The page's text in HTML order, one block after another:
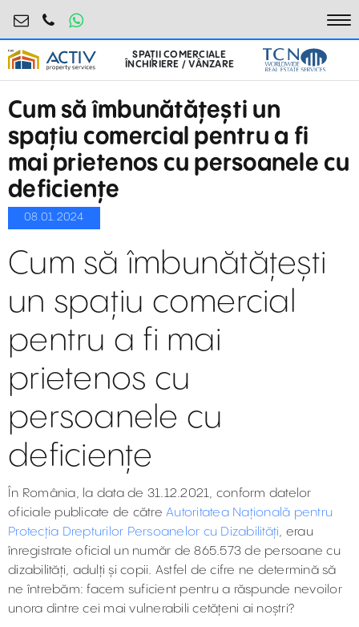
retail@activpropertyservices.ro
0730.000.076
SPAȚII COMERCIALE
ÎNCHIRIERE / VÂNZARE
Cum să îmbunătățești un
spațiu comercial pentru a fi
mai prietenos cu persoanele cu
deficiențe
08.01.2024
Cum să îmbunătățești
un spațiu comercial
pentru a fi mai
prietenos cu
persoanele cu
deficiențe
În România, la data de 31.12.2021, conform datelor
oficiale publicate de către Autoritatea Națională pentru
Protecția Drepturilor Persoanelor cu Dizabilități, erau
înregistrate oficial un număr de 865.573 de persoane cu
dizabilități, adulți și copii. Astfel de cifre ne determină să
ne întrebăm: facem suficient pentru a răspunde nevoilor
unora dintre cei mai vulnerabili cetățeni ai noștri?